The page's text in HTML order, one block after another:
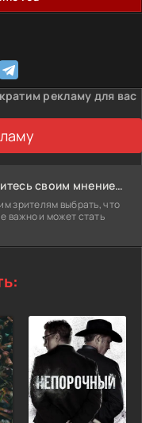
рекламу для вас
Понравился фильм? Поделитесь своим мнением!
зрителям выбрать, что
важно и может стать